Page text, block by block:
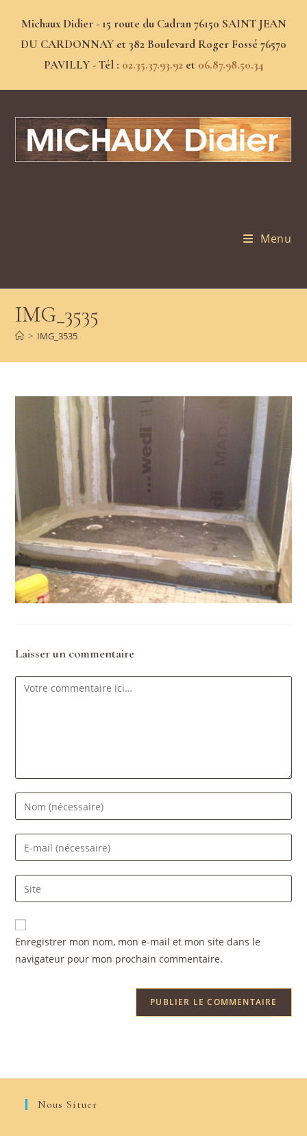
Michaux Didier - 15 route du Cadran 76150 SAINT JEAN
DU CARDONNAY et 382 Boulevard Roger Fossé 76570
PAVILLY - Tél : 02.35.37.93.92et 06.87.98.50.34
Menu
IMG_3535
> IMG_3535
Laisser un commentaire
Enregistrer mon nom, mon e-mail et mon site dans le
navigateur pour mon prochain commentaire.
Nous Situer